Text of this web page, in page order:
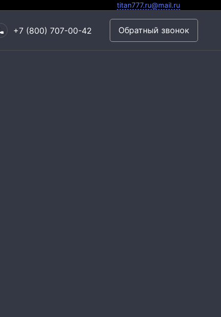
titan777.ru@mail.ru
+7 (800) 707-00-42 Обратный звонок